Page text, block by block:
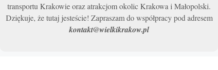
transportu Krakowie oraz atrakcjom okolic Krakowa i Małopolski.
Dziękuje, że tutaj jesteście! Zapraszam do współpracy pod adresem
kontakt@wielkikrakow.pl